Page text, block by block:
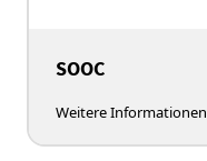
SOOC
Weitere Informationen